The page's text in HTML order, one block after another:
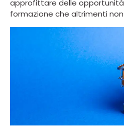
approfittare delle opportunità
formazione che altrimenti